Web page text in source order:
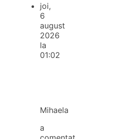
joi,
6
august
2026
la
01:02
Mihaela
a